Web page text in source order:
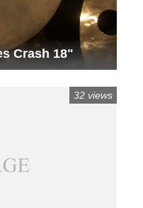
Crash 18"
32 views